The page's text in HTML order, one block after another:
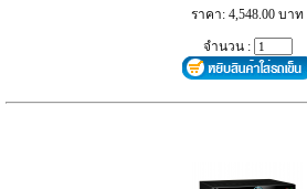
ราคา: 4,548.00 บาท
จำนวน :